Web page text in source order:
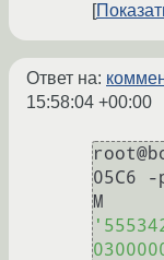
Ответ на:
15:58:04 +00:00
05C6